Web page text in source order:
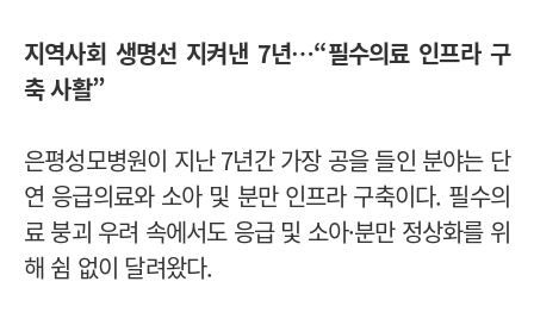
지역사회 생명선 지켜낸 7년…“필수의료 인프라 구
축 사활”
은평성모병원이 지난 7년간 가장 공을 들인 분야는 단
연 응급의료와 소아 및 분만 인프라 구축이다. 필수의
료 붕괴 우려 속에서도 응급 및 소아·분만 정상화를 위
해 쉼 없이 달려왔다.